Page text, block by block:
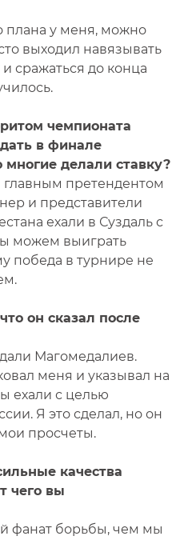
плана у меня, можно
выходил навязывать
сражаться до конца
чемпионата
в финале
многие делали ставку?
претендентом
и представители
ехали в Суздаль с
можем выиграть
победа в турнире не
он сказал после
Магомедалиев.
меня и указывал на
ехали с целью
Я это сделал, но он
просчеты.
качества
чего вы
фанат борьбы, чем мы